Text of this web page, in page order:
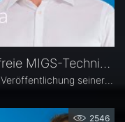
Webinar-Aufnahme: Implantat-freie MIGS-Technik - Vortrag Dr. Simon Ondrejka
2546